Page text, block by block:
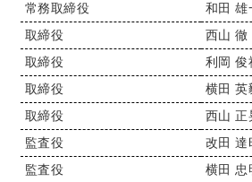
常務取締役
和田 雄
取締役
西山 徹
取締役
利岡 俊
取締役
横田 英
取締役
西山 正
監査役
改田 達
監査役
横田 忠